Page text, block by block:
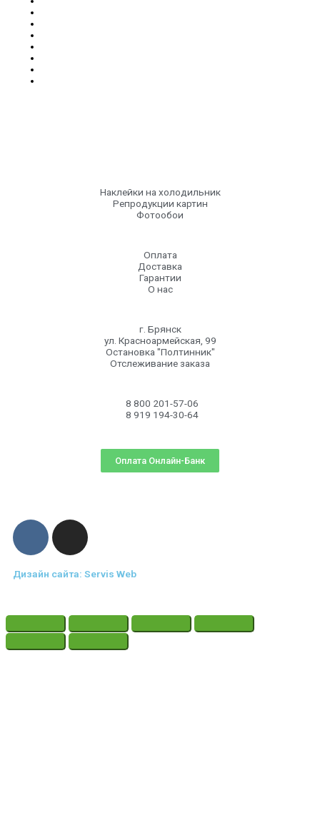
Наклейки на холодильник
Репродукции картин
Фотообои
Оплата
Доставка
Гарантии
О нас
г. Брянск
ул. Красноармейская, 99
Остановка "Полтинник"
Отслеживание заказа
8 800 201-57-06
8 919 194-30-64
Оплата Онлайн-Банк
Дизайн сайта: Servis Web